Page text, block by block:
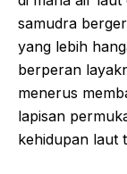
samudra
yang lebih
berperan
menerus
lapisan
kehidupan laut